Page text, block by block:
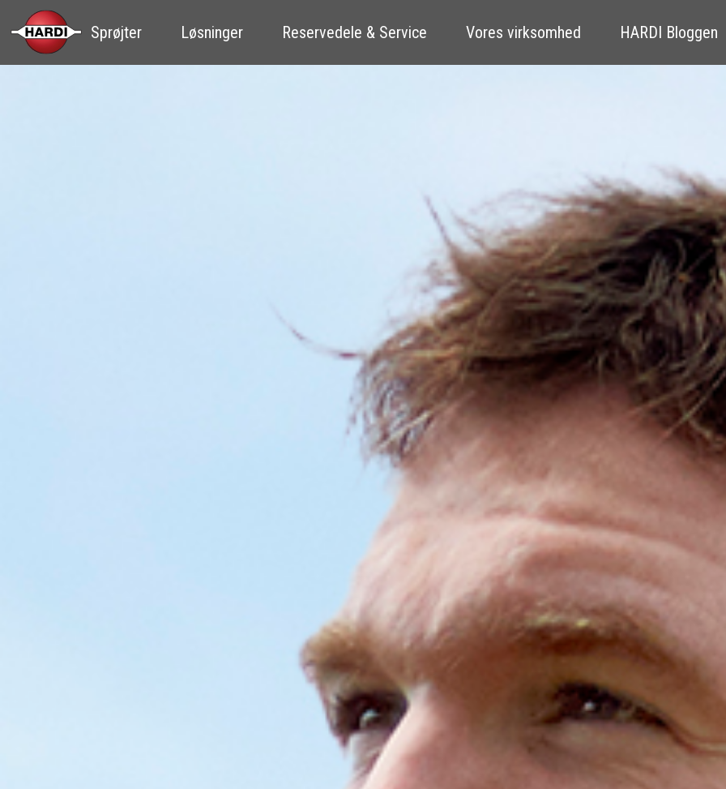
Sprøjter Løsninger Reservedele & Service Vores virksomhed HARDI Bloggen